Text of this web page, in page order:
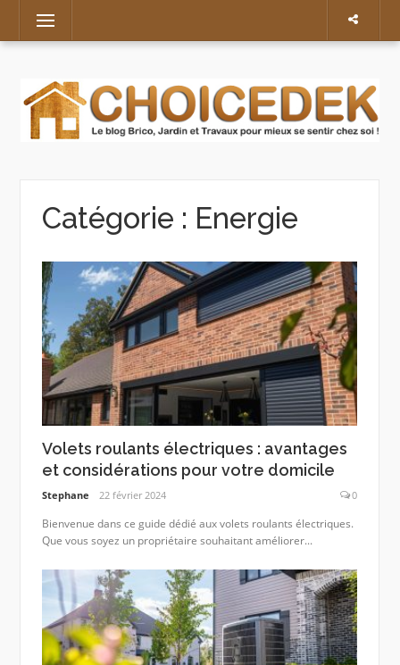
content
Menu
Catégorie : Energie
Volets roulants électriques : avantages
et considérations pour votre domicile
Stephane 22 février 2024 0
Bienvenue dans ce guide dédié aux volets roulants électriques.
Que vous soyez un propriétaire souhaitant améliorer...